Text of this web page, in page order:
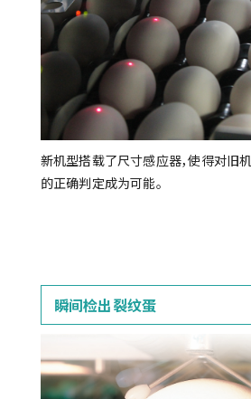
新机型搭载了尺寸感应器，使得对旧
的正确判定成为可能。
瞬间检出裂纹蛋